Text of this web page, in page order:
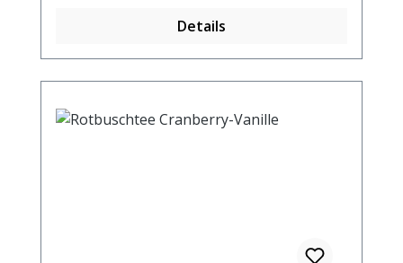
Details